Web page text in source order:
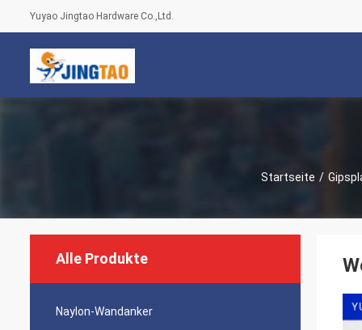
Yuyao Jingtao Hardware Co.,Ltd.
Startseite /
Alle Produkte
Naylon-Wandanker